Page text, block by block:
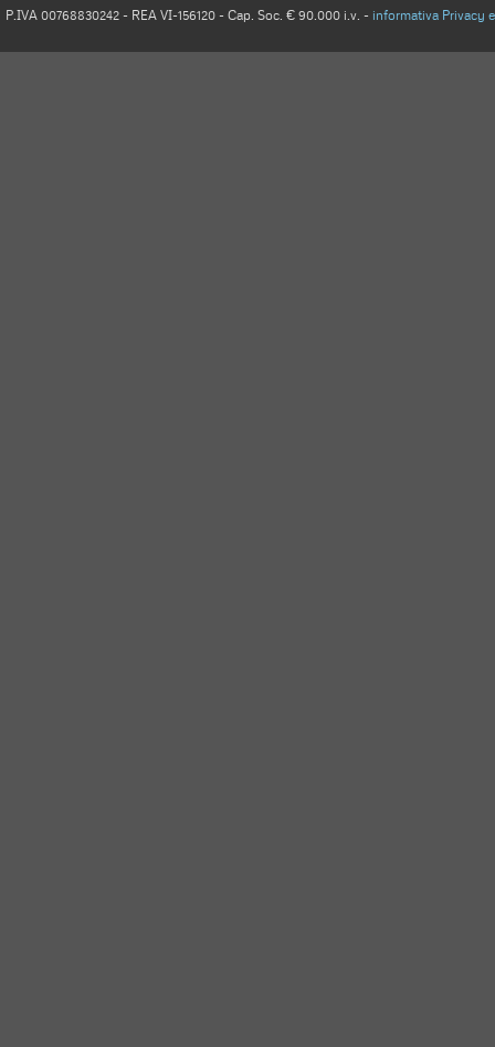
P.IVA 00768830242 - REA VI-156120 - Cap. Soc. € 90.000 i.v. - informativa Privacy